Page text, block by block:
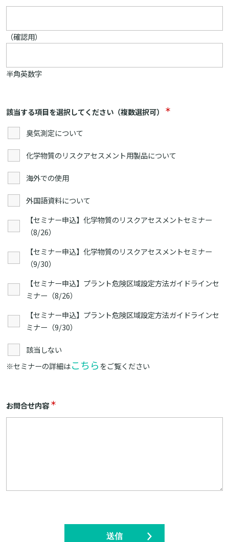
（確認用）
半角英数字
該当する項目を選択してください（複数選択可） ＊
臭気測定について
化学物質のリスクアセスメント用製品について
海外での使用
外国語資料について
【セミナー申込】化学物質のリスクアセスメントセミナー
（8/26）
【セミナー申込】化学物質のリスクアセスメントセミナー
（9/30）
【セミナー申込】プラント危険区域設定方法ガイドラインセ
ミナー（8/26）
【セミナー申込】プラント危険区域設定方法ガイドラインセ
ミナー（9/30）
該当しない
※セミナーの詳細はこちら をご覧ください
お問合せ内容 ＊